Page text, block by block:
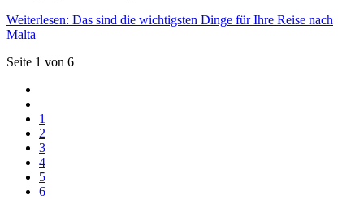
Weiterlesen: Das sind die wichtigsten Dinge für Ihre Reise nach
Malta
Seite 1 von 6
1
2
3
4
5
6